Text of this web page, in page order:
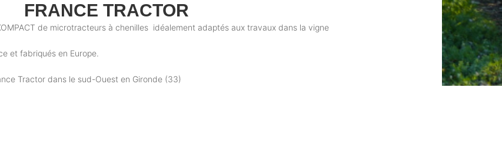
FRANCE TRACTOR
de microtracteurs à chenilles idéalement adaptés aux travaux dans la vigne
et fabriqués en Europe.
Tractor dans le sud-Ouest en Gironde (33)